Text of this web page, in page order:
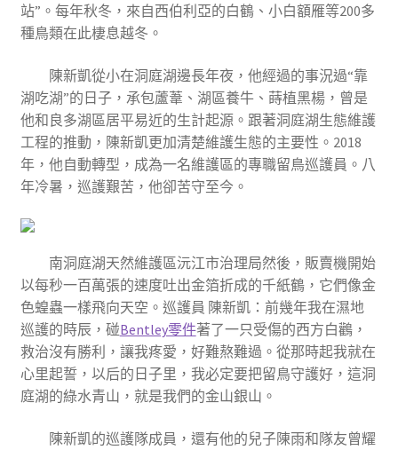
站”。每年秋冬，來自西伯利亞的白鶴、小白額雁等200多
種鳥類在此棲息越冬。
陳新凱從小在洞庭湖邊長年夜，他經過的事況過“靠
湖吃湖”的日子，承包蘆葦、湖區養牛、蒔植黑楊，曾是
他和良多湖區居平易近的生計起源。跟著洞庭湖生態維護
工程的推動，陳新凱更加清楚維護生態的主要性。2018
年，他自動轉型，成為一名維護區的專職留鳥巡護員。八
年冷暑，巡護艱苦，他卻苦守至今。
南洞庭湖天然維護區沅江市治理局然後，販賣機開始
以每秒一百萬張的速度吐出金箔折成的千紙鶴，它們像金
色蝗蟲一樣飛向天空。巡護員 陳新凱：前幾年我在濕地
巡護的時辰，碰Bentley零件著了一只受傷的西方白鸛，
救治沒有勝利，讓我疼愛，好難熬難過。從那時起我就在
心里起誓，以后的日子里，我必定要把留鳥守護好，這洞
庭湖的綠水青山，就是我們的金山銀山。
陳新凱的巡護隊成員，還有他的兒子陳雨和隊友曾耀